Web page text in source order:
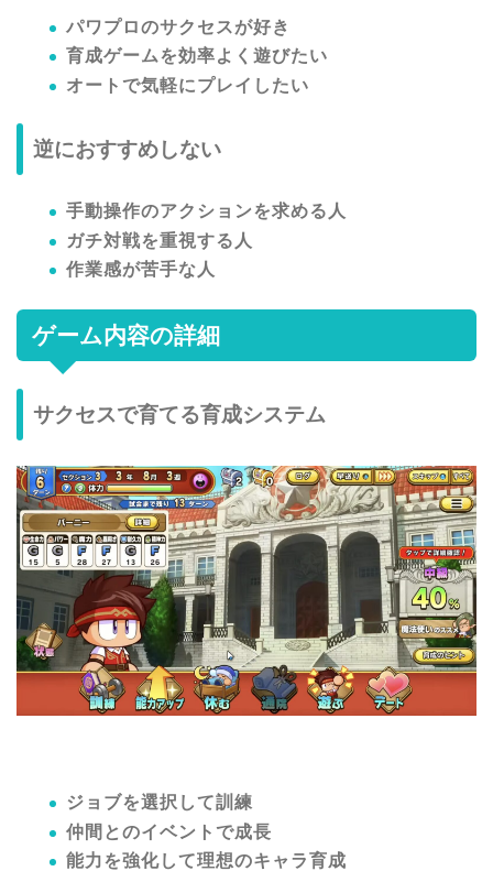
パワプロのサクセスが好き
育成ゲームを効率よく遊びたい
オートで気軽にプレイしたい
逆におすすめしない
手動操作のアクションを求める人
ガチ対戦を重視する人
作業感が苦手な人
ゲーム内容の詳細
サクセスで育てる育成システム
ジョブを選択して訓練
仲間とのイベントで成長
能力を強化して理想のキャラ育成